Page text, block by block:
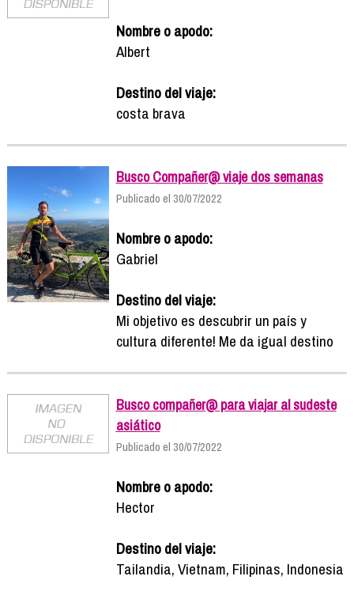
Nombre o apodo:
Albert
Destino del viaje:
costa brava
Busco Compañer@ viaje dos semanas
Publicado el 30/07/2022
Nombre o apodo:
Gabriel
Destino del viaje:
Mi objetivo es descubrir un país y
cultura diferente! Me da igual destino
Busco compañer@ para viajar al sudeste
asiático
Publicado el 30/07/2022
Nombre o apodo:
Hector
Destino del viaje:
Tailandia, Vietnam, Filipinas, Indonesia